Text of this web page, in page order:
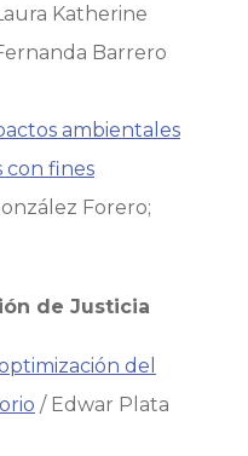
Katherine
Barrero
ambientales
con fines
Forero;
de Justicia
del
/ Edwar Plata